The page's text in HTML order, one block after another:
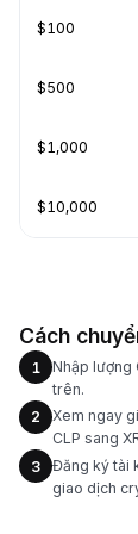
$100
$500
$1,000
$10,000
Cách
1
Nhập lượng
trên.
2
Xem ngay
CLP sang
3
Đăng ký tài
giao dịch